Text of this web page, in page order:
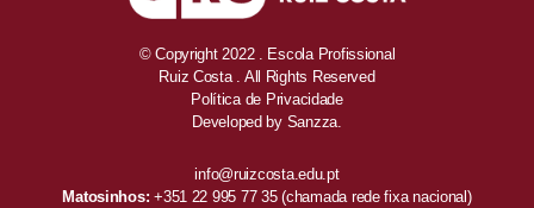
© Copyright 2022 . Escola Profissional
Ruiz Costa . All Rights Reserved
Política de Privacidade
Developed by Sanzza.
info@ruizcosta.edu.pt
Matosinhos: +351 22 995 77 35(chamada rede fixa nacional)